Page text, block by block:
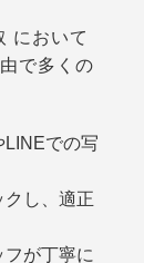
において
で多くの
LINEでの写
し、適正
が丁寧に